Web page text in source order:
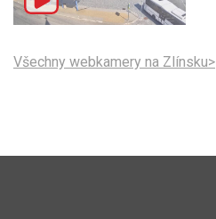
Všechny webkamery na Zlínsku>